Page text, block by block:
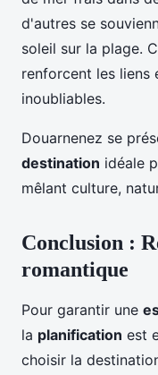
d'autres se
soleil sur la plage.
renforcent les liens
inoubliables.
Douarnenez se
destination idéale
mêlant culture,
Conclusion :
romantique
Pour garantir une
la planification est
choisir la